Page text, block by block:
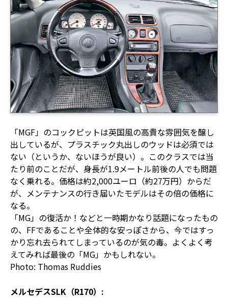
「MGF」のコックピットは英国風の高貴な雰囲気を醸し
出しているが、プラスチック丸出しのウッドは必須では
ない（というか、ないほうが良い）。このクラスでは当
たり前のことだが、身長が1.9メートル前後の人でも問題
なく乗れる。価格は約2,000ユーロ（約27万円）からだ
が、メンテナンスの行き届いたモデルはその倍の価格に
なる。
「MG」の復活か！などと一時期かなり話題になったもの
の、FFであることや全体的な安っぽさから、今ではすっ
かり忘れ去られてしまっているのが気の毒。よくよく考
えてみれば最後の「MG」かもしれない。
Photo: Thomas Ruddies
メルセデスSLK（R170）: